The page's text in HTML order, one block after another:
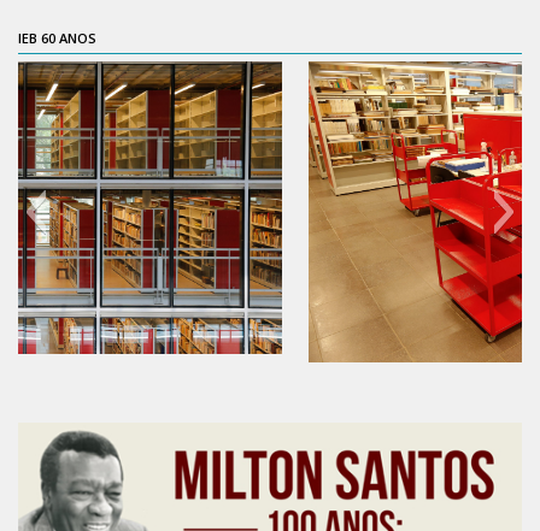
PCA
Divisão Administrativa Financeira
Sobre
Divisão de Apoio e Divulgação
Transparência
Acervo
Arquivo
Sobre
Ações e Parcerias
Eventos
IEB 60 ANOS